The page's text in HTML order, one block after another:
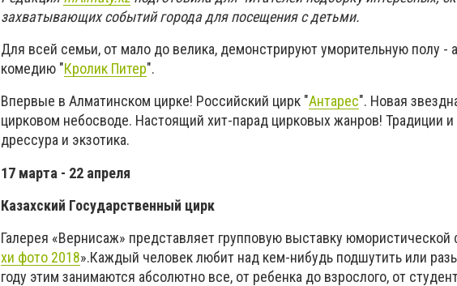
захватывающих событий города для посещения с детьми.
Для всей семьи, от мало до велика, демонстрируют уморительную полу -
комедию "Кролик Питер".
Впервые в Алматинском цирке! Российский цирк "Антарес". Новая
цирковом небосводе. Настоящий хит-парад цирковых жанров! Традиции и
дрессура и экзотика.
17 марта - 22 апреля
Казахский Государственный цирк
Галерея «Вернисаж» представляет групповую выставку юмористической
хи фото 2018».Каждый человек любит над кем-нибудь подшутить или
году этим занимаются абсолютно все, от ребенка до взрослого, от